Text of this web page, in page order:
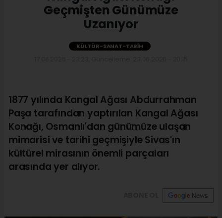
Geçmişten Günümüze
Uzanıyor
KÜLTÜR-SANAT-TARIH
1877 yılında Kangal Ağası Abdurrahman
Paşa tarafından yaptırılan Kangal Ağası
Konağı, Osmanlı'dan günümüze ulaşan
mimarisi ve tarihi geçmişiyle Sivas'ın
kültürel mirasının önemli parçaları
arasında yer alıyor.